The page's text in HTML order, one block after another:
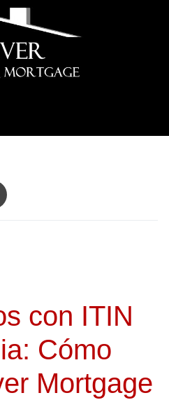
con ITIN
Cómo
Mortgage